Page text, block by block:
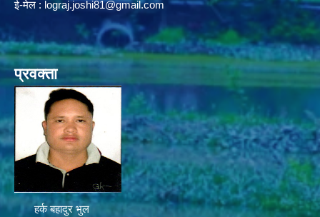
ई-मेल : lograj.joshi81@gmail.com
प्रवक्ता
हर्क बहादुर भुल